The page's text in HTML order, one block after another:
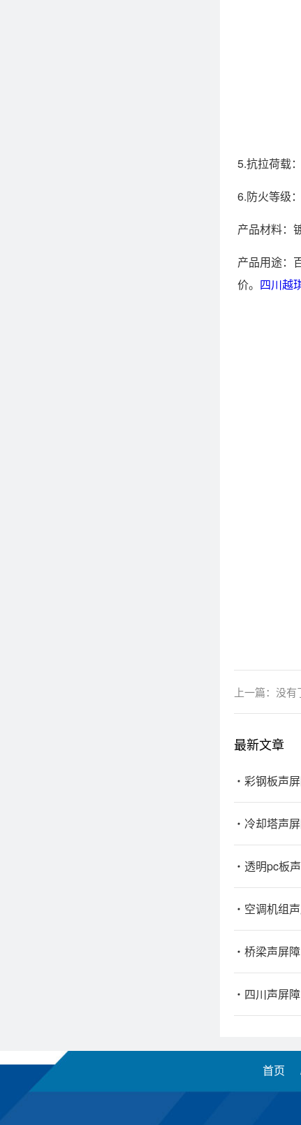
5.抗拉荷载
6.防火等级
产品材料：
产品用途：
价。 四川越
上一篇：没有
最新文章
彩钢板声
冷却塔声
透明pc板
空调机组
桥梁声屏障
四川声屏障
首页